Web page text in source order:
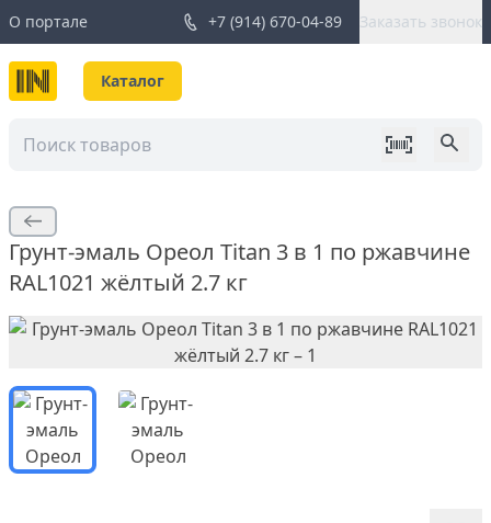
О портале +7 (914) 670-04-89 Заказать звонок
Каталог
Грунт-эмаль Ореол Titan 3 в 1 по ржавчине
RAL1021 жёлтый 2.7 кг